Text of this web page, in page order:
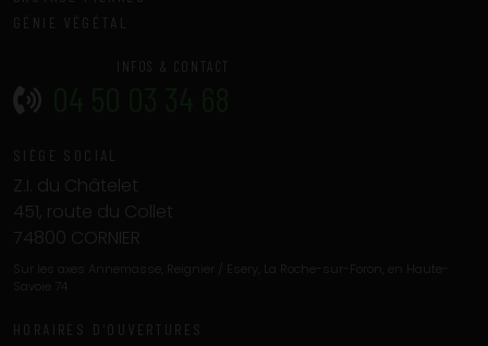
GÉNIE VÉGÉTAL
INFOS & CONTACT
SIÈGE SOCIAL
Z.I. du Châtelet
451, route du Collet
74800 CORNIER
Sur les axes Annemasse, Reignier / Esery, La Roche-sur-Foron, en Haute-
Savoie 74
HORAIRES D'OUVERTURES